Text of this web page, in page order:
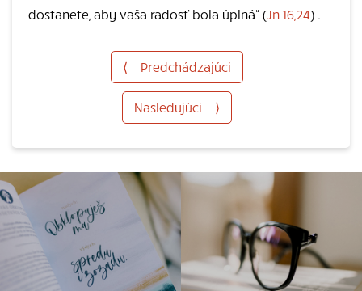
dostanete, aby vaša radosť bola úplná“ (Jn 16,24) .
⟨ Predchádzajúci
Nasledujúci ⟩